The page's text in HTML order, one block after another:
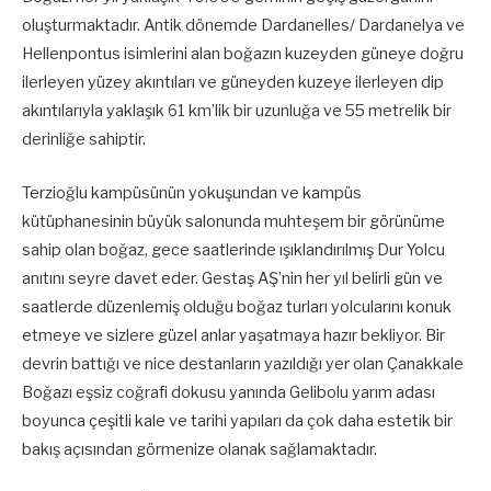
oluşturmaktadır. Antik dönemde Dardanelles/ Dardanelya ve
Hellenpontus isimlerini alan boğazın kuzeyden güneye doğru
ilerleyen yüzey akıntıları ve güneyden kuzeye ilerleyen dip
akıntılarıyla yaklaşık 61 km’lik bir uzunluğa ve 55 metrelik bir
derinliğe sahiptir.
Terzioğlu kampüsünün yokuşundan ve kampüs
kütüphanesinin büyük salonunda muhteşem bir görünüme
sahip olan boğaz, gece saatlerinde ışıklandırılmış Dur Yolcu
anıtını seyre davet eder. Gestaş AŞ’nin her yıl belirli gün ve
saatlerde düzenlemiş olduğu boğaz turları yolcularını konuk
etmeye ve sizlere güzel anlar yaşatmaya hazır bekliyor. Bir
devrin battığı ve nice destanların yazıldığı yer olan Çanakkale
Boğazı eşsiz coğrafi dokusu yanında Gelibolu yarım adası
boyunca çeşitli kale ve tarihi yapıları da çok daha estetik bir
bakış açısından görmenize olanak sağlamaktadır.